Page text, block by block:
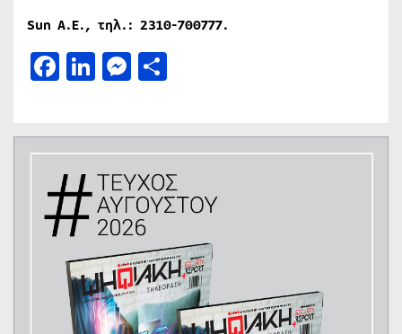
Sun Α.Ε., τηλ.: 2310-700777.
Facebook
LinkedIn
Messenger